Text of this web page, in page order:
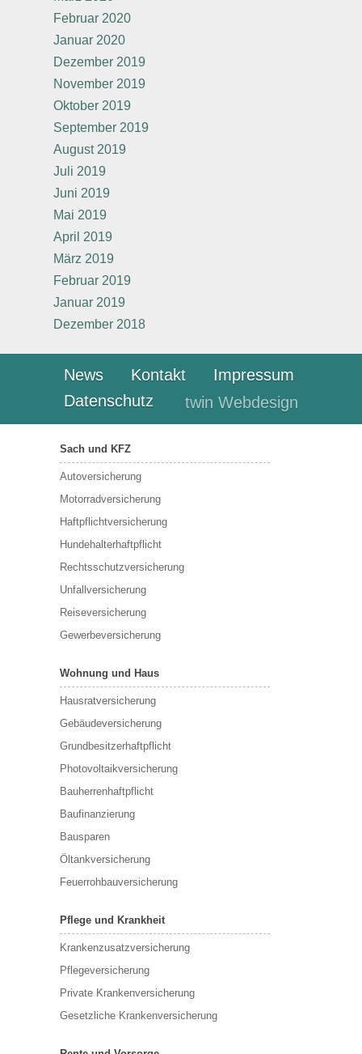
Februar 2020
Januar 2020
Dezember 2019
November 2019
Oktober 2019
September 2019
August 2019
Juli 2019
Juni 2019
Mai 2019
April 2019
März 2019
Februar 2019
Januar 2019
Dezember 2018
News Kontakt
Impressum
Datenschutz
twin Webdesign
Sach und KFZ
Autoversicherung
Motorradversicherung
Haftpflichtversicherung
Hundehalterhaftpflicht
Rechtsschutzversicherung
Unfallversicherung
Reiseversicherung
Gewerbeversicherung
Wohnung und Haus
Hausratversicherung
Gebäudeversicherung
Grundbesitzerhaftpflicht
Photovoltaikversicherung
Bauherrenhaftpflicht
Baufinanzierung
Bausparen
Öltankversicherung
Feuerrohbauversicherung
Pflege und Krankheit
Krankenzusatzversicherung
Pflegeversicherung
Private Krankenversicherung
Gesetzliche Krankenversicherung